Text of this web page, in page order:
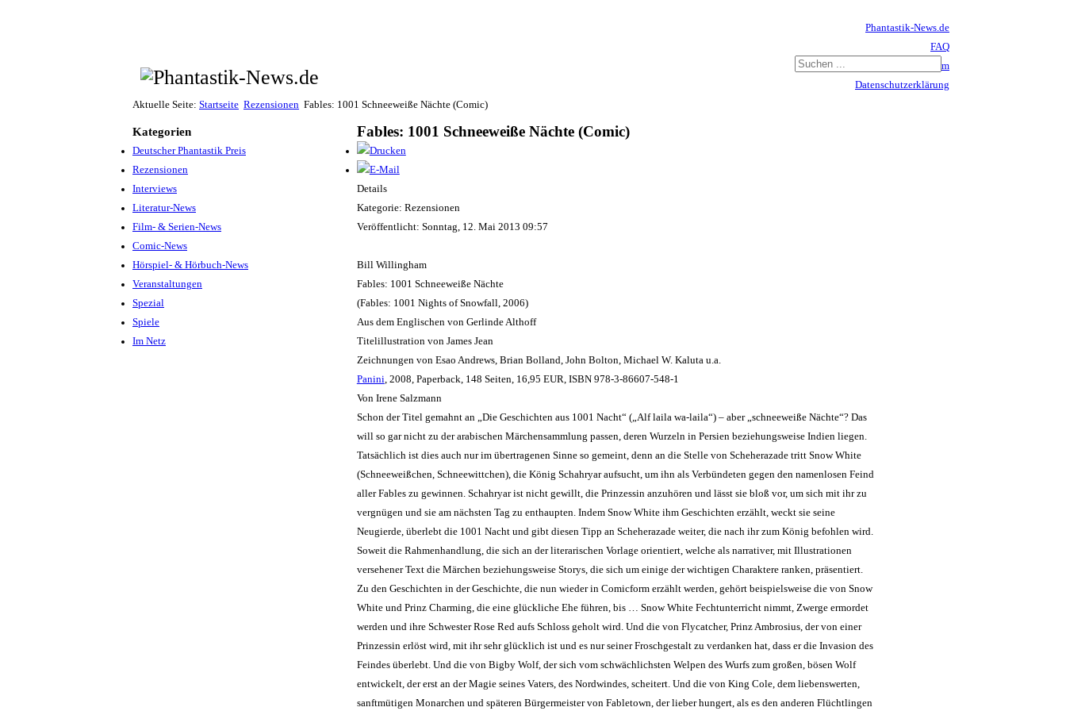
Phantastik-News.de
FAQ
Impressum
Datenschutzerklärung
Aktuelle Seite: Startseite Rezensionen Fables: 1001 Schneeweiße Nächte (Comic)
Kategorien
Deutscher Phantastik Preis
Rezensionen
Interviews
Literatur-News
Film- & Serien-News
Comic-News
Hörspiel- & Hörbuch-News
Veranstaltungen
Spezial
Spiele
Im Netz
Fables: 1001 Schneeweiße Nächte (Comic)
Details
Kategorie: Rezensionen
Veröffentlicht: Sonntag, 12. Mai 2013 09:57
Bill Willingham
Fables: 1001 Schneeweiße Nächte
(Fables: 1001 Nights of Snowfall, 2006)
Aus dem Englischen von Gerlinde Althoff
Titelillustration von James Jean
Zeichnungen von Esao Andrews, Brian Bolland, John Bolton, Michael W. Kaluta u.a.
Panini , 2008, Paperback, 148 Seiten, 16,95 EUR, ISBN 978-3-86607-548-1
Von Irene Salzmann
Schon der Titel gemahnt an „Die Geschichten aus 1001 Nacht“ („Alf laila wa-laila“) – aber „schneeweiße Nächte“? Das
will so gar nicht zu der arabischen Märchensammlung passen, deren Wurzeln in Persien beziehungsweise Indien liegen.
Tatsächlich ist dies auch nur im übertragenen Sinne so gemeint, denn an die Stelle von Scheherazade tritt Snow White
(Schneeweißchen, Schneewittchen), die König Schahryar aufsucht, um ihn als Verbündeten gegen den namenlosen Feind
aller Fables zu gewinnen. Schahryar ist nicht gewillt, die Prinzessin anzuhören und lässt sie bloß vor, um sich mit ihr zu
vergnügen und sie am nächsten Tag zu enthaupten. Indem Snow White ihm Geschichten erzählt, weckt sie seine
Neugierde, überlebt die 1001 Nacht und gibt diesen Tipp an Scheherazade weiter, die nach ihr zum König befohlen wird.
Soweit die Rahmenhandlung, die sich an der literarischen Vorlage orientiert, welche als narrativer, mit Illustrationen
versehener Text die Märchen beziehungsweise Storys, die sich um einige der wichtigen Charaktere ranken, präsentiert.
Zu den Geschichten in der Geschichte, die nun wieder in Comicform erzählt werden, gehört beispielsweise die von Snow
White und Prinz Charming, die eine glückliche Ehe führen, bis … Snow White Fechtunterricht nimmt, Zwerge ermordet
werden und ihre Schwester Rose Red aufs Schloss geholt wird. Und die von Flycatcher, Prinz Ambrosius, der von einer
Prinzessin erlöst wird, mit ihr sehr glücklich ist und es nur seiner Froschgestalt zu verdanken hat, dass er die Invasion des
Feindes überlebt. Und die von Bigby Wolf, der sich vom schwächlichsten Welpen des Wurfs zum großen, bösen Wolf
entwickelt, der erst an der Magie seines Vaters, des Nordwindes, scheitert. Und die von King Cole, dem liebenswerten,
sanftmütigen Monarchen und späteren Bürgermeister von Fabletown, der lieber hungert, als es den anderen Flüchtlingen